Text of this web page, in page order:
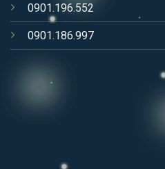
0901.196.552
0901.186.997